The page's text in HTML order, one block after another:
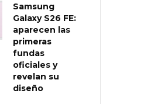
Samsung
Galaxy S26 FE:
aparecen las
primeras
fundas
oficiales y
revelan su
diseño